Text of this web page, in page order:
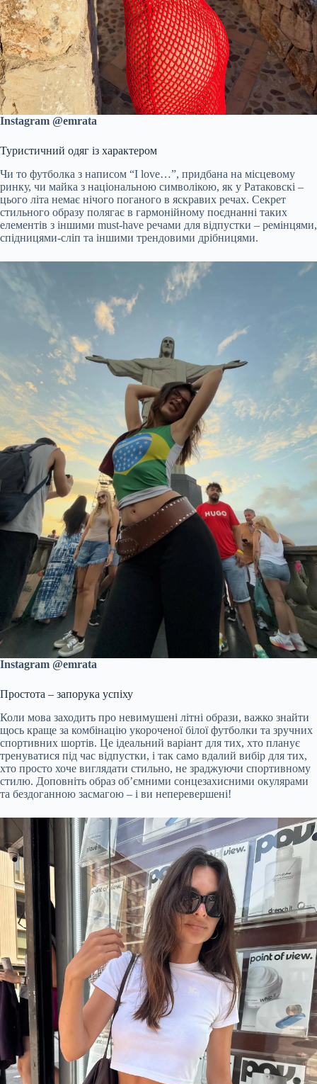
Instagram @emrata
Туристичний одяг із характером
Чи то футболка з написом “I love…”, придбана на місцевому
ринку, чи майка з національною символікою, як у Ратаковскі –
цього літа немає нічого поганого в яскравих речах. Секрет
стильного образу полягає в гармонійному поєднанні таких
елементів з іншими must-have речами для відпустки – ремінцями,
спідницями-сліп та іншими трендовими дрібницями.
Instagram @emrata
Простота – запорука успіху
Коли мова заходить про невимушені літні образи, важко знайти
щось краще за комбінацію укороченої білої футболки та зручних
спортивних шортів. Це ідеальний варіант для тих, хто планує
тренуватися під час відпустки, і так само вдалий вибір для тих,
хто просто хоче виглядати стильно, не зраджуючи спортивному
стилю. Доповніть образ об’ємними сонцезахисними окулярами
та бездоганною засмагою – і ви неперевершені!